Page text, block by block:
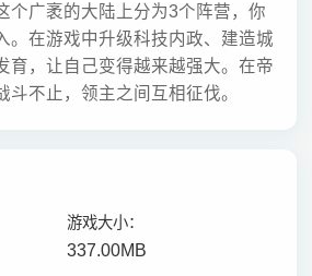
个广袤的大陆上分为3个阵营，你
。在游戏中升级科技内政、建造城
育，让自己变得越来越强大。在帝
斗不止，领主之间互相征伐。
游戏大小：
337.00MB